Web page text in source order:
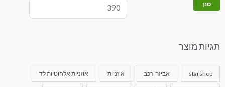
סנן
תגיות מוצר
starshop אביזרי רכב אוזניות אוזניות אלחוטיות לד